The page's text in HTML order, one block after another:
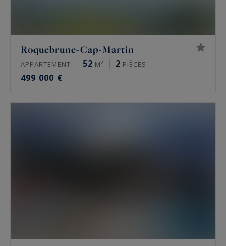
Roquebrune-Cap-Martin
APPARTEMENT 52 M² 2 PIÈCES
499 000 €